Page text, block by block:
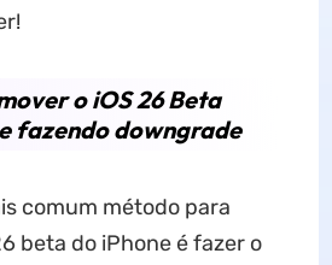
o iOS 26 Beta
fazendo downgrade
comum método para
beta do iPhone é fazer o